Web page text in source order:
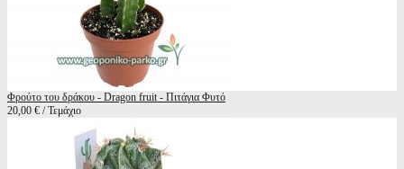
Φρούτο του δράκου - Dragon fruit - Πιτάγια Φυτό
20,00 € / Τεμάχιο